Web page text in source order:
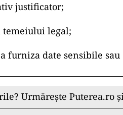
justificator;
temeiului legal;
furniza date sensibile sau
Urmărește Puterea.ro